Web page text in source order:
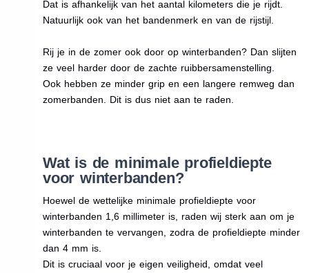
Dat is afhankelijk van het aantal kilometers die je rijdt.
Natuurlijk ook van het bandenmerk en van de rijstijl.
Rij je in de zomer ook door op winterbanden? Dan slijten
ze veel harder door de zachte ruibbersamenstelling.
Ook hebben ze minder grip en een langere remweg dan
zomerbanden. Dit is dus niet aan te raden.
Wat is de minimale profieldiepte
voor winterbanden?
Hoewel de wettelijke minimale profieldiepte voor
winterbanden 1,6 millimeter is, raden wij sterk aan om je
winterbanden te vervangen, zodra de profieldiepte minder
dan 4 mm is.
Dit is cruciaal voor je eigen veiligheid, omdat veel